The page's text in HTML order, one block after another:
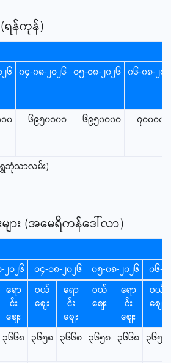
(ရန်ကုန်)
၆ ၀၄-၀၈-၂၀၂၆ ၀၅-၀၈-၂၀၂၆ ၀၆-၀၈-၂၀
၀ ၆၉၅၀၀၀၀ ၆၉၅၀၀၀၀ ၇၀၀၀၀
ေဘုံသာလမ်း)
ား (အမေရိကန်ဒေါ်လာ)
၂၀၂၆ ၀၄-၀၈-၂၀၂၆ ၀၅-၀၈-၂၀၂၆
၀၆-၀
ရော
င်း
စျေး
ဝယ်
စျေး
ရော
င်း
စျေး
ဝယ်
စျေး
ရော
င်း
စျေး
ဝယ်
စျေး
၃၆၆၈ ၃၆၅၈ ၃၆၆၈ ၃၆၅၈ ၃၆၆၈ ၃၆၅၈